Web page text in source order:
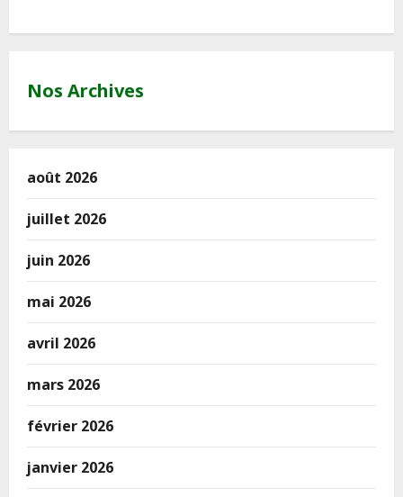
Nos Archives
août 2026
juillet 2026
juin 2026
mai 2026
avril 2026
mars 2026
février 2026
janvier 2026